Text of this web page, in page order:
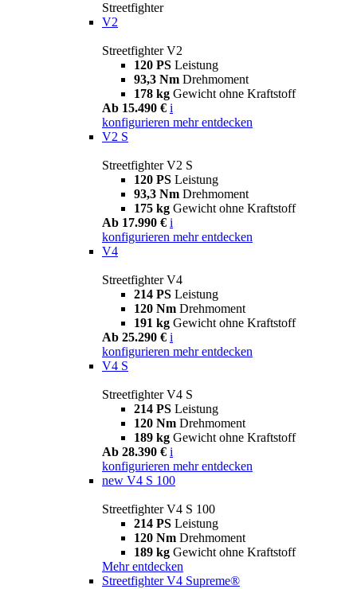
Streetfighter
V2
Streetfighter V2
120 PS Leistung
93,3 Nm Drehmoment
178 kg Gewicht ohne Kraftstoff
Ab 15.490 € i
konfigurieren mehr entdecken
V2 S
Streetfighter V2 S
120 PS Leistung
93,3 Nm Drehmoment
175 kg Gewicht ohne Kraftstoff
Ab 17.990 € i
konfigurieren mehr entdecken
V4
Streetfighter V4
214 PS Leistung
120 Nm Drehmoment
191 kg Gewicht ohne Kraftstoff
Ab 25.290 € i
konfigurieren mehr entdecken
V4 S
Streetfighter V4 S
214 PS Leistung
120 Nm Drehmoment
189 kg Gewicht ohne Kraftstoff
Ab 28.390 € i
konfigurieren mehr entdecken
new V4 S 100
Streetfighter V4 S 100
214 PS Leistung
120 Nm Drehmoment
189 kg Gewicht ohne Kraftstoff
Mehr entdecken
Streetfighter V4 Supreme®